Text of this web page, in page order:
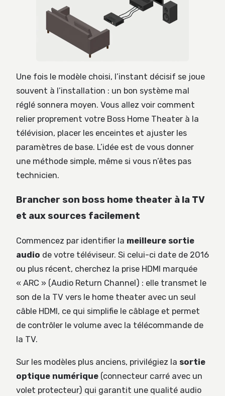
Une fois le modèle choisi, l’instant décisif se joue
souvent à l’installation : un bon système mal
réglé sonnera moyen. Vous allez voir comment
relier proprement votre Boss Home Theater à la
télévision, placer les enceintes et ajuster les
paramètres de base. L’idée est de vous donner
une méthode simple, même si vous n’êtes pas
technicien.
Brancher son boss home theater à la TV
et aux sources facilement
Commencez par identifier la meilleure sortie
audio de votre téléviseur. Si celui-ci date de 2016
ou plus récent, cherchez la prise HDMI marquée
« ARC » (Audio Return Channel) : elle transmet le
son de la TV vers le home theater avec un seul
câble HDMI, ce qui simplifie le câblage et permet
de contrôler le volume avec la télécommande de
la TV.
Sur les modèles plus anciens, privilégiez la sortie
optique numérique (connecteur carré avec un
volet protecteur) qui garantit une qualité audio